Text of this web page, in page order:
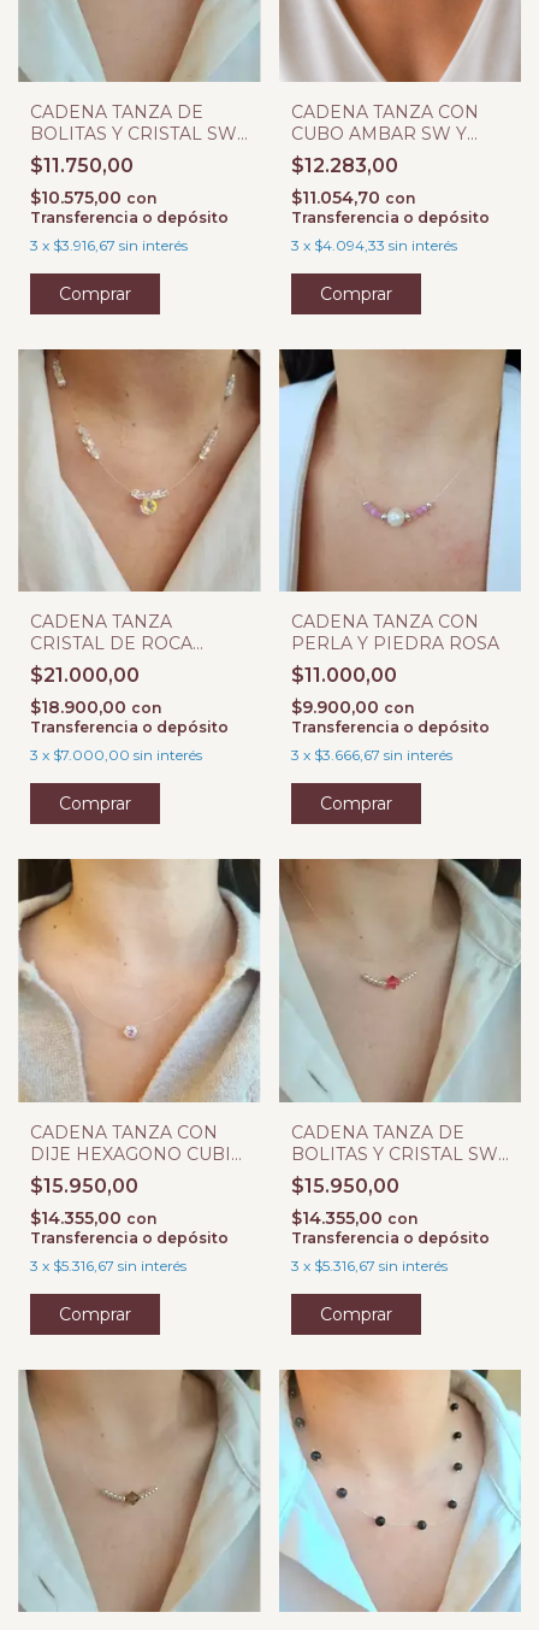
CADENA TANZA DE
BOLITAS Y CRISTAL SW
BICONO CARAMELO
$11.750,00
$10.575,00 con
Transferencia o depósito
3 x $3.916,67 sin interés
CADENA TANZA CON
CUBO AMBAR SW Y
BOLITAS
$12.283,00
$11.054,70 con
Transferencia o depósito
3 x $4.094,33 sin interés
CADENA TANZA
CRISTAL DE ROCA
BOREAL Y DIJE SW
$21.000,00
$18.900,00 con
Transferencia o depósito
3 x $7.000,00 sin interés
CADENA TANZA CON
PERLA Y PIEDRA ROSA
$11.000,00
$9.900,00 con
Transferencia o depósito
3 x $3.666,67 sin interés
CADENA TANZA CON
DIJE HEXAGONO CUBIC
ROSA
$15.950,00
$14.355,00 con
Transferencia o depósito
3 x $5.316,67 sin interés
CADENA TANZA DE
BOLITAS Y CRISTAL SW
BICONO ROSA
$15.950,00
$14.355,00 con
Transferencia o depósito
3 x $5.316,67 sin interés